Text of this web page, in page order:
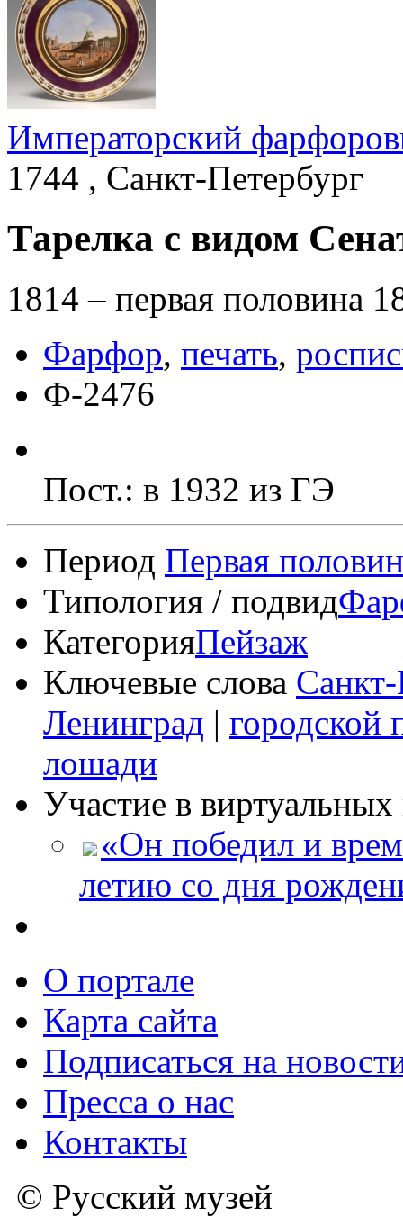
Императорский
1744 , Санкт-Петербург
Тарелка с видом
1814 – первая половина
Фарфор, печать,
Ф-2476
Пост.: в 1932 из ГЭ
Период Первая
Типология / подвид
КатегорияПейзаж
Ключевые слова
Ленинград | городской
лошади
Участие в
«Он победил и
летию со дня
О портале
Карта сайта
Подписаться на
Пресса о нас
Контакты
© Русский музей